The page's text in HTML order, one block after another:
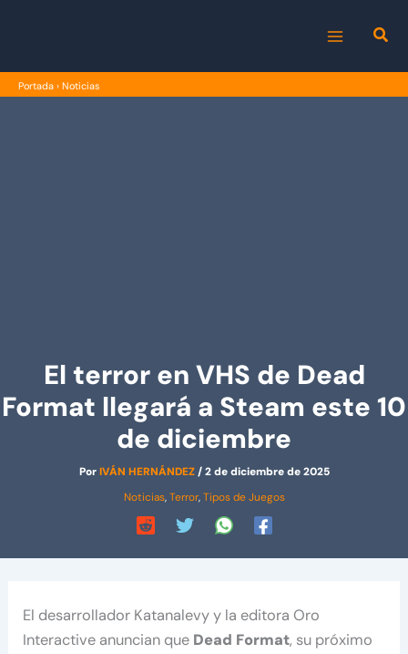
MENU
Portada › Noticias
El terror en VHS de Dead
Format llegará a Steam este 10
de diciembre
PorIVÁN HERNÁNDEZ/2 de diciembre de 2025
Noticias,Terror,Tipos de Juegos
El desarrollador Katanalevy y la editora Oro
Interactive anuncian que Dead Format, su próximo